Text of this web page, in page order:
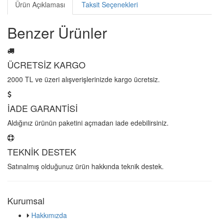
Ürün Açıklaması Taksit Seçenekleri
Benzer Ürünler
ÜCRETSİZ KARGO
2000 TL ve üzeri alışverişlerinizde kargo ücretsiz.
İADE GARANTİSİ
Aldığınız ürünün paketini açmadan iade edebilirsiniz.
TEKNİK DESTEK
Satınalmış olduğunuz ürün hakkında teknik destek.
Kurumsal
Hakkımızda